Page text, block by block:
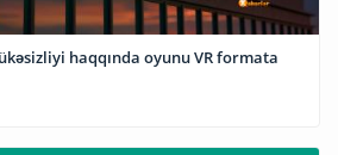
haqqında oyunu VR formata